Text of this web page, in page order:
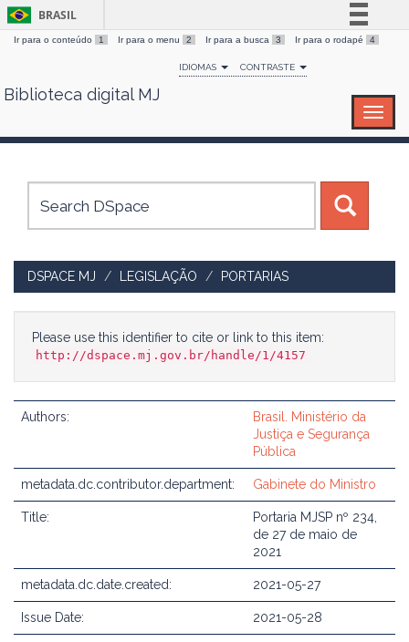
Skip
BRASIL
Simplifique!
Comunica BR
Canais
Ir para o conteúdo 1 Ir para o menu 2 Ir para a busca 3 Ir para o rodapé 4
IDIOMAS CONTRASTE
Biblioteca digital MJ
DSPACE MJ LEGISLAÇÃO PORTARIAS
Please use this identifier to cite or link to this item:
http://dspace.mj.gov.br/handle/1/4157
Authors:
Brasil. Ministério da
Justiça e Segurança
Pública
metadata.dc.contributor.department: Gabinete do Ministro
Title:
Portaria MJSP nº 234,
de 27 de maio de
2021
metadata.dc.date.created: 2021-05-27
Issue Date: 2021-05-28